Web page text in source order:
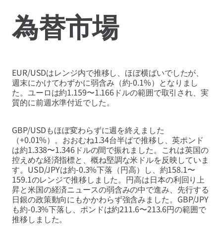
為替市場
EUR/USDはレンジ内で推移し、ほぼ横ばいでしたが、
週末にかけてわずかに弱含み（約-0.1%）となりまし
た。ユーロは約1.159〜1.166ドルの範囲で取引され、実
質的に前週水準付近でした。
GBP/USDもほぼ変わらずに週を終えました
（+0.01%）。おおむね1.34台半ばで推移し、英ポンド
は約1.338〜1.346ドルの間で振れました。これは英国の
控えめな経済指標と、概ね堅調な米ドルを反映していま
す。USD/JPYは約-0.3%下落（円高）し、約158.1〜
159.1のレンジで推移しました。円高は日本の利回り上
昇と米国の経済ニュースの弱含みの中で進み、先行する
日銀の政策動向にもかかわらず強含みました。GBP/JPY
も約-0.3%下落し、ポンドは約211.6〜213.6円の範囲で
推移しました。